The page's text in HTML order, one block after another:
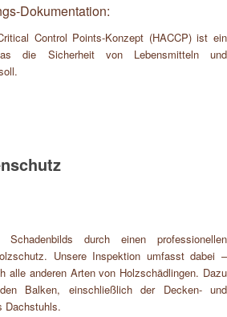
Dokumentation:
Control Points-Konzept (HACCP) ist ein
die Sicherheit von Lebensmitteln und
durch einen professionellen
Unsere Inspektion umfasst dabei –
alle anderen Arten von Holzschädlingen. Dazu
Balken, einschließlich der Decken- und
Dachstuhls.